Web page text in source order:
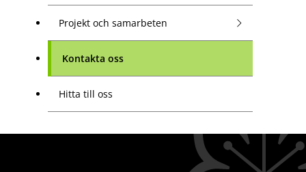
Projekt och samarbeten
Kontakta oss
Hitta till oss